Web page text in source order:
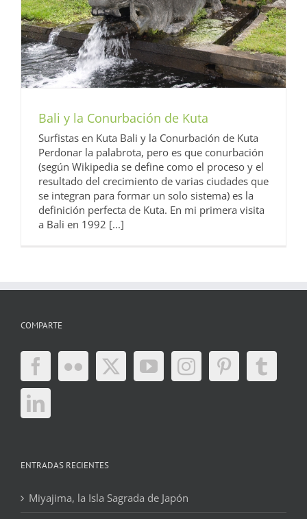
Bali y la Conurbación de Kuta
Surfistas en Kuta Bali y la Conurbación de Kuta
Perdonar la palabrota, pero es que conurbación
(según Wikipedia se define como el proceso y el
resultado del crecimiento de varias ciudades que
se integran para formar un solo sistema) es la
definición perfecta de Kuta. En mi primera visita
a Bali en 1992 [...]
COMPARTE
ENTRADAS RECIENTES
Miyajima, la Isla Sagrada de Japón